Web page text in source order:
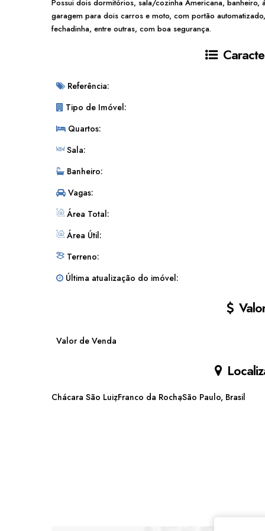
Possui dois dormitórios, sala/cozinha Americana,
garagem para dois carros e moto, com portão
fechadinha, entre outras, com boa segurança.
Referência:
Tipo de Imóvel:
Quartos:
Sala:
Banheiro:
Vagas:
Área Total:
Área Útil:
Terreno:
Última atualização do imóvel:
Valor de Venda
Chácara São LuizFranco da RochaSão Paulo, Brasil